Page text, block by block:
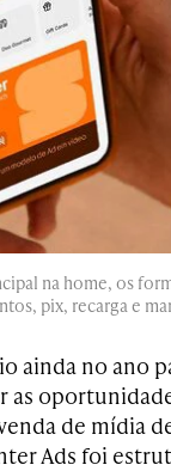
na home, os
pix, recarga e
ainda no ano
as
de mídia
Ads foi